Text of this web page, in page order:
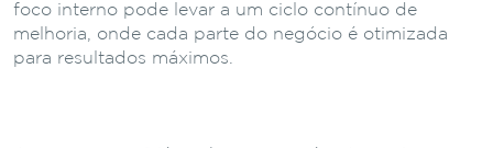
foco interno pode levar a um ciclo contínuo de
melhoria, onde cada parte do negócio é otimizada
para resultados máximos.